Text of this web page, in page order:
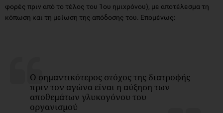
φορές πριν από το τέλος του 1ου ημιχρόνου), με αποτέλεσμα τη
κόπωση και τη μείωση της απόδοσης του. Επομένως:
O σημαντικότερος στόχος της διατροφής
πριν τον αγώνα είναι η αύξηση των
αποθεμάτων γλυκογόνου του
οργανισμού